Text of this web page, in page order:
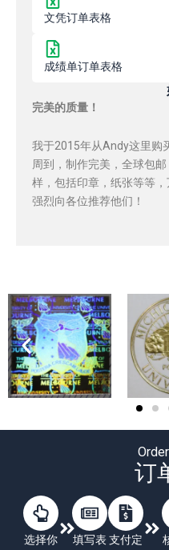
文凭订单表格
成绩单订单表格
完美的质量！
我于2015年从Andy这里购
周到，制作完美，全球包
样，包括印章，纸张等等
强烈向各位推荐他们！
订
选择你
填写表 支付定